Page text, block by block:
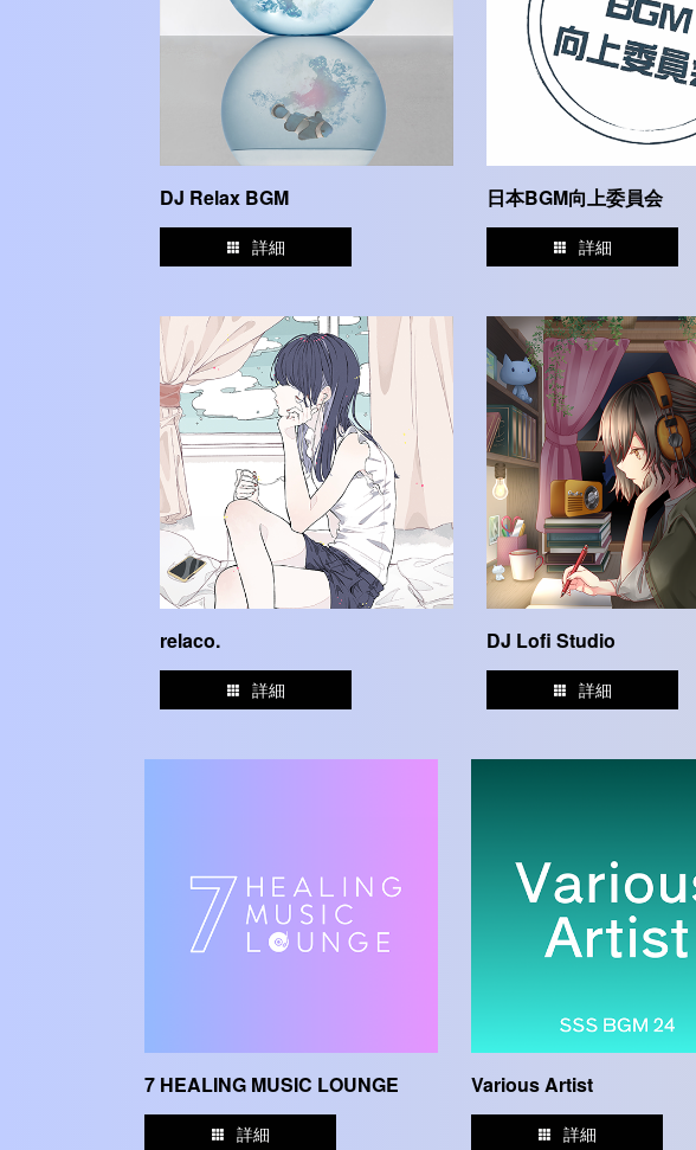
DJ Relax BGM
詳細
日本BGM向上委員会
詳細
relaco.
詳細
DJ Lofi Studio
詳細
7 HEALING MUSIC LOUNGE
詳細
Various Artist
詳細